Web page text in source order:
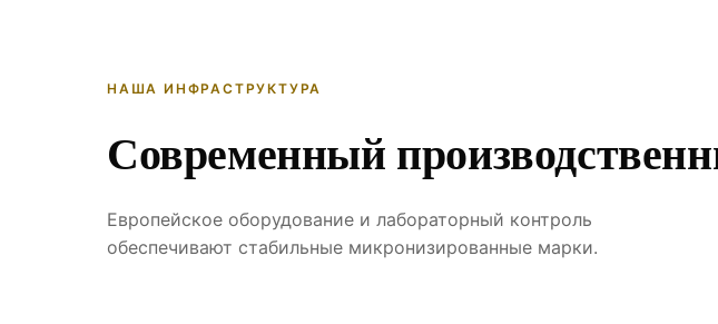
НАША ИНФРАСТРУКТУРА
Современный
Европейское оборудование и лабораторный контроль
обеспечивают стабильные микронизированные марки.